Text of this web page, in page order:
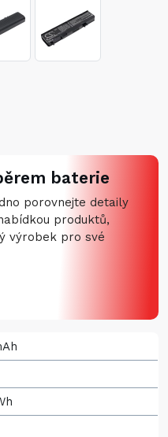
baterie
porovnejte detaily
produktů,
výrobek pro své